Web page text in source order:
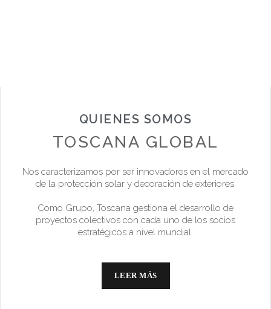
QUIENES SOMOS
TOSCANA GLOBAL
Nos caracterizamos por ser innovadores en el mercado
de la protección solar y decoración de exteriores.
Como Grupo, Toscana gestiona el desarrollo de
proyectos colectivos con cada uno de los socios
estratégicos a nivel mundial.
LEER MÁS